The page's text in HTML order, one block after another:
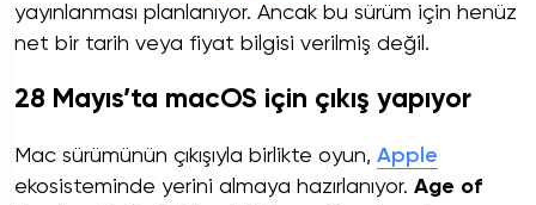
yayınlanması planlanıyor. Ancak bu sürüm için henüz
net bir tarih veya fiyat bilgisi verilmiş değil.
28 Mayıs’ta macOS için çıkış yapıyor
Mac sürümünün çıkışıyla birlikte oyun, Apple
ekosisteminde yerini almaya hazırlanıyor. Age of